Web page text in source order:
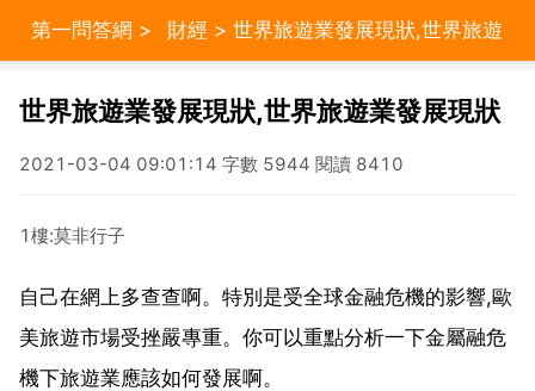
第一問答網 > 財經 > 世界旅遊業發展現狀,世界旅遊
世界旅遊業發展現狀,世界旅遊業發展現狀
2021-03-04 09:01:14 字數 5944 閱讀 8410
1樓:莫非行子
自己在網上多查查啊。特別是受全球金融危機的影響,歐
美旅遊市場受挫嚴專重。你可以重點分析一下金屬融危
機下旅遊業應該如何發展啊。